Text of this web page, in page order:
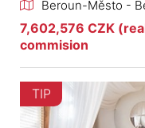
Beroun-Město -
7,602,576 CZK
commision
TIP